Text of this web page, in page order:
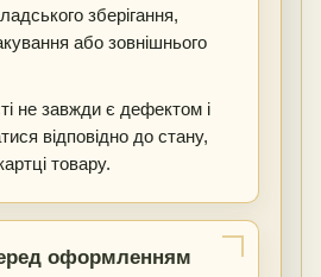
зберігання,
або зовнішнього
не завжди є дефектом і
відповідно до стану,
товару.
оформленням